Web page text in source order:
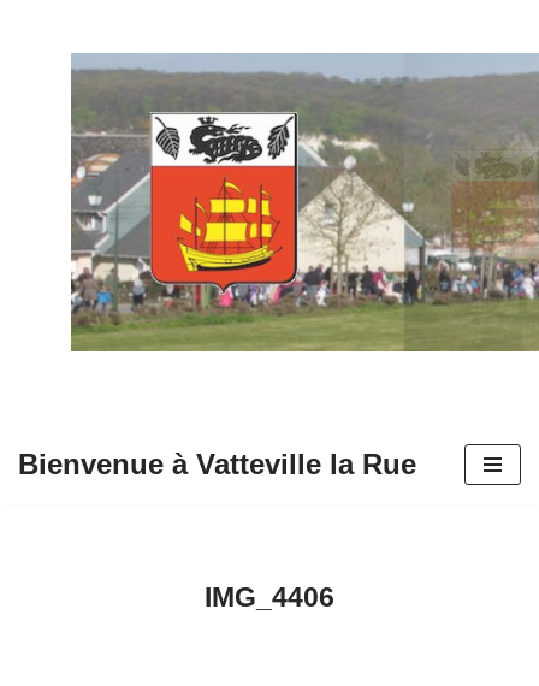
contenu
Bienvenue à Vatteville la Rue
IMG_4406